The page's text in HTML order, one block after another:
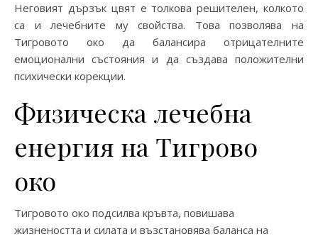
Неговият дързък цвят е толкова решителен, колкото
са и лечебните му свойства. Това позволява на
Тигровото око да балансира отрицателните
емоционални състояния и да създава положителни
психически корекции.
Физическа лечебна
енергия на Тигрово
око
Тигровото око подсилва кръвта, повишава
жизнеността и силата и възстановява баланса на